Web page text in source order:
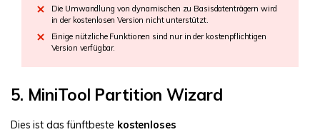
Die Umwandlung von dynamischen zu Basisdatenträgern wird
in der kostenlosen Version nicht unterstützt.
Einige nützliche Funktionen sind nur in der kostenpflichtigen
Version verfügbar.
5. MiniTool Partition Wizard
Dies ist das fünftbeste kostenloses